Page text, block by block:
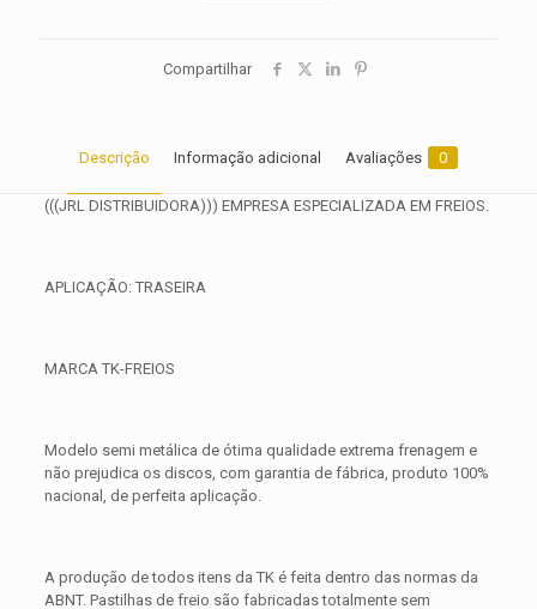
Compartilhar
Descrição Informação adicional Avaliações 0
(((JRL DISTRIBUIDORA))) EMPRESA ESPECIALIZADA EM FREIOS.
APLICAÇÃO: TRASEIRA
MARCA TK-FREIOS
Modelo semi metálica de ótima qualidade extrema frenagem e
não prejudica os discos, com garantia de fábrica, produto 100%
nacional, de perfeita aplicação.
A produção de todos itens da TK é feita dentro das normas da
ABNT. Pastilhas de freio são fabricadas totalmente sem